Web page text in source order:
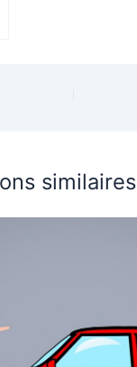
similaires